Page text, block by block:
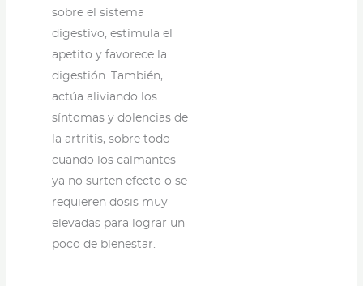
sobre el sistema
digestivo, estimula el
apetito y favorece la
digestión. También,
actúa aliviando los
síntomas y dolencias de
la artritis, sobre todo
cuando los calmantes
ya no surten efecto o se
requieren dosis muy
elevadas para lograr un
poco de bienestar.